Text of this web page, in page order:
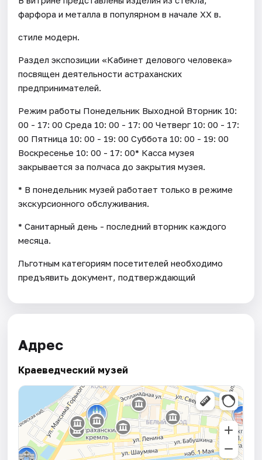
фарфора и металла в популярном в начале XX в.
стиле модерн.
Раздел экспозиции «Кабинет делового человека»
посвящен деятельности астраханских
предпринимателей.
Режим работы Понедельник Выходной Вторник 10:
00 - 17: 00 Среда 10: 00 - 17: 00 Четверг 10: 00 - 17:
00 Пятница 10: 00 - 19: 00 Суббота 10: 00 - 19: 00
Воскресенье 10: 00 - 17: 00* Касса музея
закрывается за полчаса до закрытия музея.
* В понедельник музей работает только в режиме
экскурсионного обслуживания.
* Санитарный день - последний вторник каждого
месяца.
Льготным категориям посетителей необходимо
предъявить документ, подтверждающий
Адрес
Краеведческий музей